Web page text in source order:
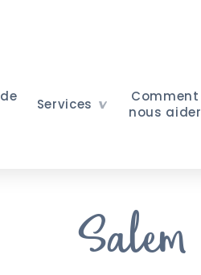
Services
Comment
nous aider
Salem